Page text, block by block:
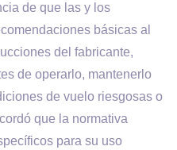
de que las y los
básicas al
del fabricante,
de operarlo, mantenerlo
de vuelo riesgosas o
que la normativa
para su uso